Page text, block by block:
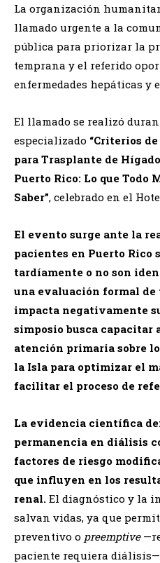
La organización
llamado urgente a la
pública para priorizar la
temprana y el referido
enfermedades hepáticas y
El llamado se realizó
especializado “Criterios
para Trasplante de
Puerto Rico: Lo que Todo
Saber”, celebrado en el
El evento surge ante la
pacientes en Puerto Rico
tardíamente o no son
una evaluación formal
impacta negativamente
simposio busca capacitar
atención primaria sobre
la Isla para optimizar el
facilitar el proceso de
La evidencia científica
permanencia en diálisis
factores de riesgo
que influyen en los
renal. El diagnóstico y la
salvan vidas, ya que
preventivo o preemptive
paciente requiera